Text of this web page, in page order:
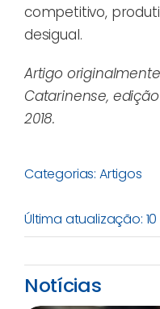
competitivo,
desigual.
Artigo
Catarinense,
2018.
Categorias: Artigos
Última atualização:
Notícias